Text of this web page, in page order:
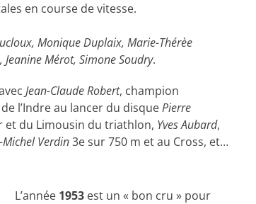
en course de vitesse.
Monique Duplaix, Marie-Thérèe
Mérot, Simone Soudry.
Jean-Claude Robert, champion
l’Indre au lancer du disquePierre
et du Limousin du triathlon, Yves Aubard,
Michel Verdin3e sur 750 m et au Cross, et…
L’année 1953est un « bon cru » pour